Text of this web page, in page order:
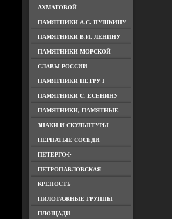
АХМАТОВОЙ
ПАМЯТНИКИ А.С. ПУШКИНУ
ПАМЯТНИКИ В.И. ЛЕНИНУ
ПАМЯТНИКИ МОРСКОЙ
СЛАВЫ РОССИИ
ПАМЯТНИКИ ПЕТРУ I
ПАМЯТНИКИ С. ЕСЕНИНУ
ПАМЯТНИКИ, ПАМЯТНЫЕ
ЗНАКИ И СКУЛЬПТУРЫ
ПЕРНАТЫЕ СОСЕДИ
ПЕТЕРГОФ
ПЕТРОПАВЛОВСКАЯ
КРЕПОСТЬ
ПИЛОТАЖНЫЕ ГРУППЫ
ПЛОЩАДИ